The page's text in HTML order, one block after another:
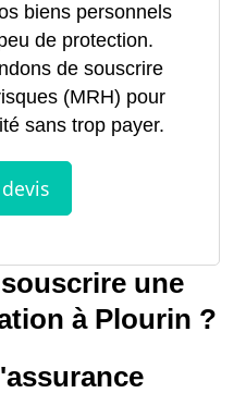
biens personnels
de protection.
de souscrire
(MRH) pour
sans trop payer.
une
à Plourin ?